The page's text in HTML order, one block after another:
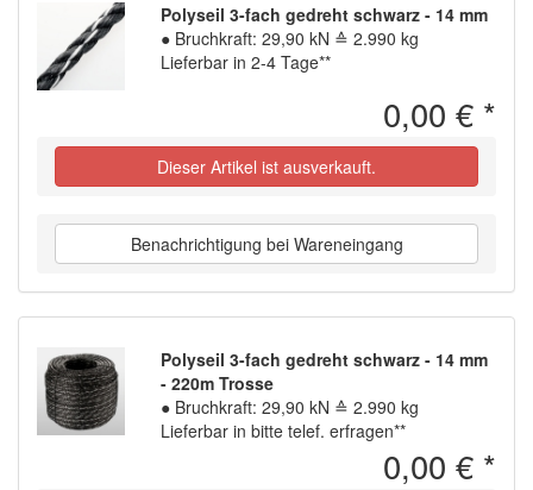
Polyseil 3-fach gedreht schwarz - 14 mm
● Bruchkraft: 29,90 kN ≙ 2.990 kg
Lieferbar in 2-4 Tage**
0,00 € *
Dieser Artikel ist ausverkauft.
Benachrichtigung bei Wareneingang
Polyseil 3-fach gedreht schwarz - 14 mm
- 220m Trosse
● Bruchkraft: 29,90 kN ≙ 2.990 kg
Lieferbar in bitte telef. erfragen**
0,00 € *